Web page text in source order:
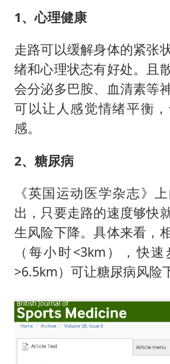
1、心理健康
走路可以缓解身体的紧张
绪和心理状态有好处。且
会分泌多巴胺、血清素等
可以让人感觉情绪平衡
感。
2、糖尿病
《英国运动医学杂志》
出，只要走路的速度够快
生风险下降。具体来看，
（每小时<3km），快
>6.5km）可让糖尿病风险